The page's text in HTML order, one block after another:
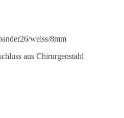
weiss/8mm
aus Chirurgenstahl